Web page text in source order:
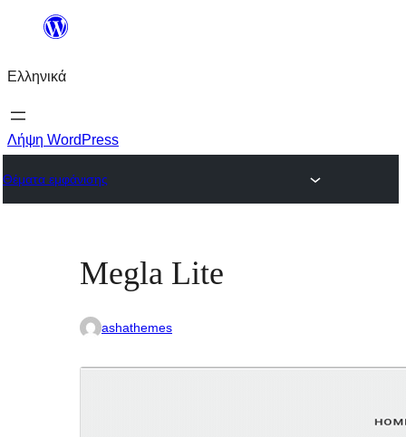
Μετάβαση
περιεχόμενο
Ελληνικά
Λήψη WordPress
Θέματα εμφάνισης
Megla Lite
ashathemes